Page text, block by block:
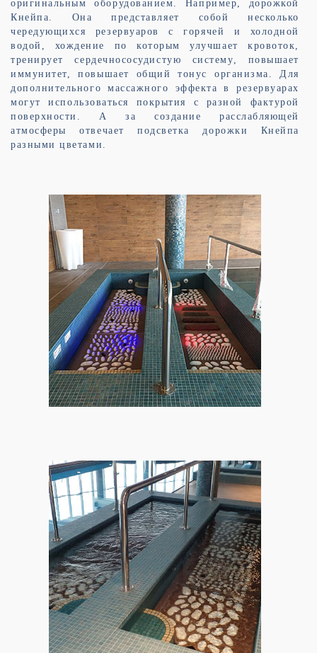
оригинальным оборудованием. Например, дорожкой
Кнейпа. Она представляет собой несколько
чередующихся резервуаров с горячей и холодной
водой, хождение по которым улучшает кровоток,
тренирует сердечнососудистую систему, повышает
иммунитет, повышает общий тонус организма. Для
дополнительного массажного эффекта в резервуарах
могут использоваться покрытия с разной фактурой
поверхности. А за создание расслабляющей
атмосферы отвечает подсветка дорожки Кнейпа
разными цветами.